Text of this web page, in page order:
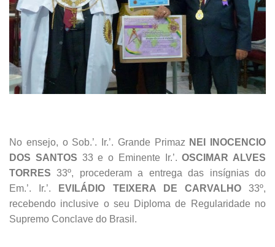
No ensejo, o Sob.’. Ir.’. Grande Primaz NEI INOCENCIO
DOS SANTOS 33 e o Eminente Ir.’.OSCIMAR ALVES
TORRES 33º, procederam a entrega das insígnias do
Em.’. Ir.’.
EVILÁDIO TEIXERA DE CARVALHO33º,
recebendo inclusive o seu Diploma de Regularidade no
Supremo Conclave do Brasil.